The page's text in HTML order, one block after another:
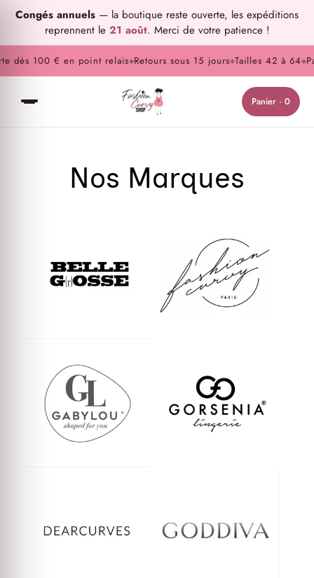
Congés annuels — la boutique reste ouverte, les expéditions
reprennent le 21 août. Merci de votre patience !
dès 100 € en point relais◆Retours sous 15 jours ◆Tailles 42 à 64◆
Panier · 0
Nos Marques